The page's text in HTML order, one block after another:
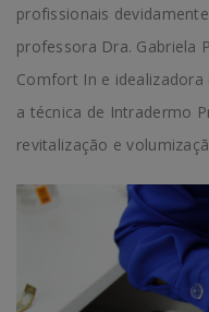
profissionais
professora Dra. Gabriela
Comfort In e
a técnica de Intradermo
revitalização e